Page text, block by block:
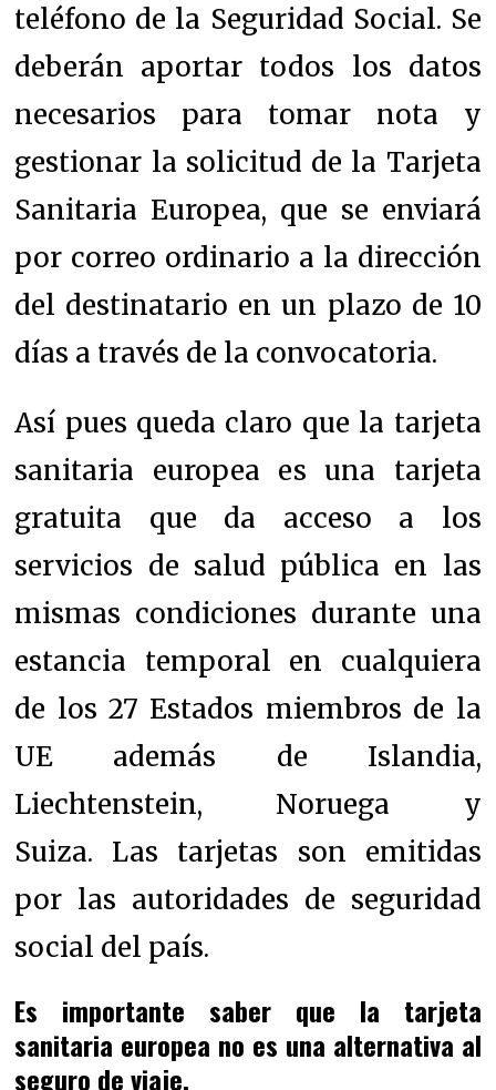
teléfono de la Seguridad Social. Se
deberán aportar todos los datos
necesarios para tomar nota y
gestionar la solicitud de la Tarjeta
Sanitaria Europea, que se enviará
por correo ordinario a la dirección
del destinatario en un plazo de 10
días a través de la convocatoria.
Así pues queda claro que la tarjeta
sanitaria europea es una tarjeta
gratuita que da acceso a los
servicios de salud pública en las
mismas condiciones durante una
estancia temporal en cualquiera
de los 27 Estados miembros de la
UE además de Islandia,
Liechtenstein, Noruega y
Suiza. Las tarjetas son emitidas
por las autoridades de seguridad
social del país.
Es importante saber que la tarjeta
sanitaria europea no es una alternativa al
seguro de viaje.